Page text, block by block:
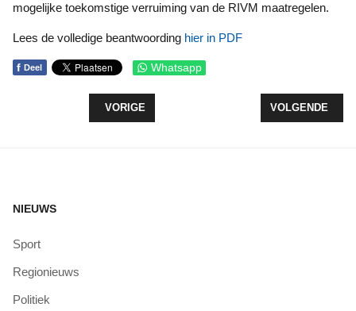
mogelijke toekomstige verruiming van de RIVM maatregelen.
Lees de volledige beantwoording hier in PDF
f Deel Whatsapp
VORIG ARTIKEL: GEEN ZONNEPARKEN IN DE
VORIGE VOLGENDE
VOLGENDE
NIEUWS
Sport
Regionieuws
Politiek